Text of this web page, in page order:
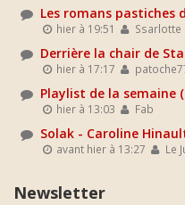
Les romans pastiches
hier à 19:51 Ssarlotte
Derrière la chair de
hier à 17:17
Playlist de la semaine
hier à 13:03 Fab
Solak - Caroline
avant hier à 13:27 Le
Newsletter